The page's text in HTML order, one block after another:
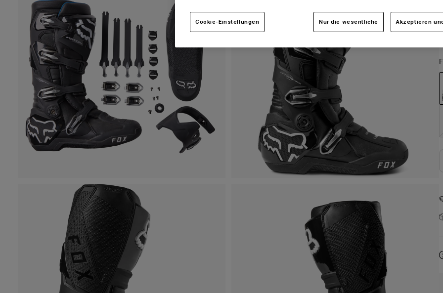
Cookie-Einstellungen Nur die wesentliche Akzeptieren